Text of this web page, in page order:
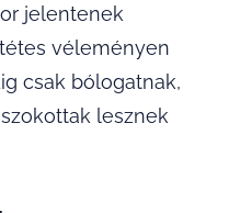
jelentenek
véleményen
csak bólogatnak,
lesznek